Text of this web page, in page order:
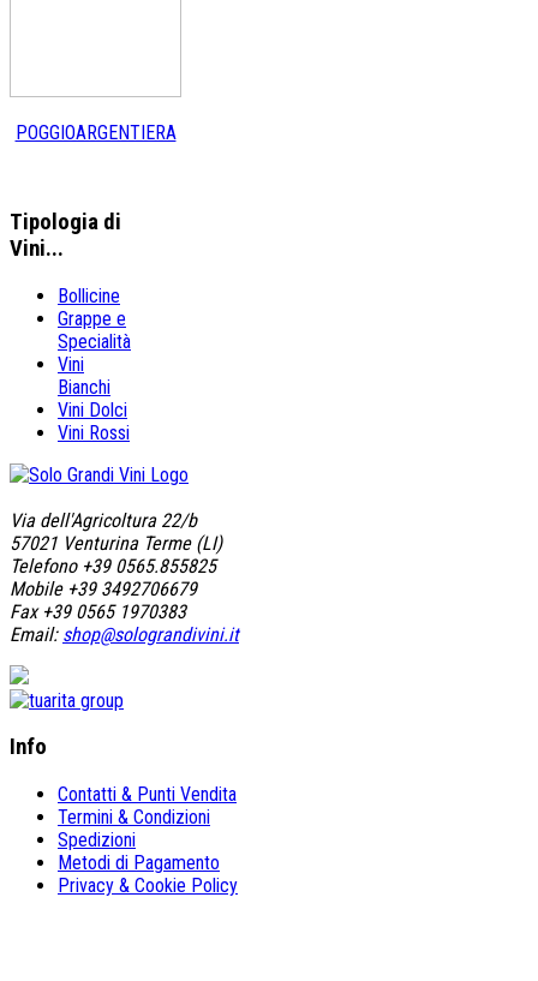
POGGIOARGENTIERA
Tipologia di
Vini...
Bollicine
Grappe e
Specialità
Vini
Bianchi
Vini Dolci
Vini Rossi
Via dell'Agricoltura 22/b
57021 Venturina Terme (LI)
Telefono +39 0565.855825
Mobile +39 3492706679
Fax +39 0565 1970383
Email: shop@solograndivini.it
Info
Contatti & Punti Vendita
Termini & Condizioni
Spedizioni
Metodi di Pagamento
Privacy & Cookie Policy